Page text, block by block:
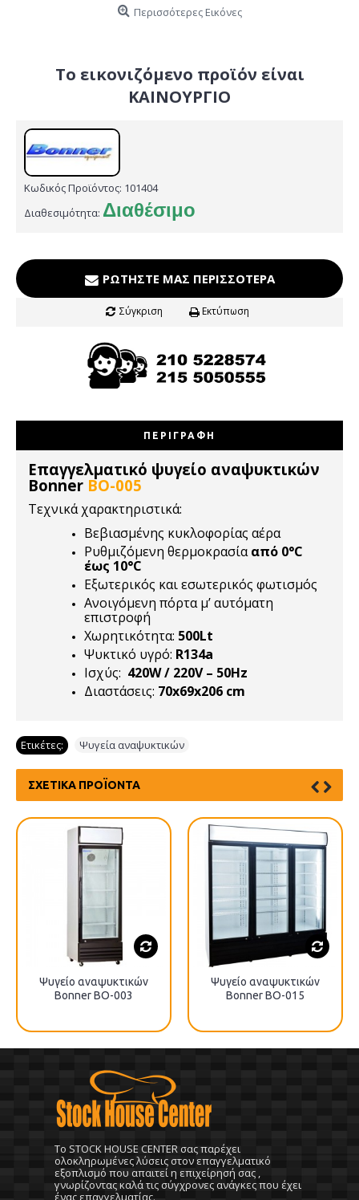
Περισσότερες Εικόνες
Το εικονιζόμενο προϊόν είναι
ΚΑΙΝΟΥΡΓΙΟ
Κωδικός Προϊόντος: 101404
Διαθεσιμότητα: Διαθέσιμο
ΡΩΤΉΣΤΕ ΜΑΣ ΠΕΡΙΣΣΌΤΕΡΑ
Σύγκριση Εκτύπωση
ΠΕΡΙΓΡΑΦΉ
Επαγγελματικό ψυγείο αναψυκτικών
Bonner BO-005
Τεχνικά χαρακτηριστικά:
Βεβιασμένης κυκλοφορίας αέρα
Ρυθμιζόμενη θερμοκρασίααπό 0°C
έως 10°C
Εξωτερικός και εσωτερικός φωτισμός
Ανοιγόμενη πόρτα μ’ αυτόματη
επιστροφή
Χωρητικότητα: 500Lt
Ψυκτικό υγρό: R134a
Ισχύς: 420W / 220V – 50Hz
Διαστάσεις: 70x69x206 cm
Ετικέτες: Ψυγεία αναψυκτικών
ΣΧΕΤΙΚΆ ΠΡΟΪΌΝΤΑ
Ψυγείο αναψυκτικών
Bonner BO-003
Ψυγείο αναψυκτικών
Bonner BO-015
To STOCK HOUSE CENTER σας παρέχει
ολοκληρωμένες λύσεις στον επαγγελματικό
εξοπλισμό που απαιτεί η επιχείρησή σας ,
γνωρίζοντας καλά τις σύγχρονες ανάγκες που έχει
ένας επαγγελματίας.